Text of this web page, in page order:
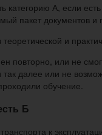
категорию А, если
пакет документов
теоретической и
повторно, или не
далее или не
обучение.
Б
к